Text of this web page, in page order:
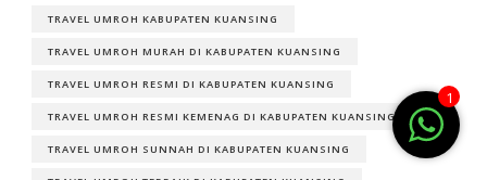
TRAVEL UMROH KABUPATEN KUANSING
TRAVEL UMROH MURAH DI KABUPATEN KUANSING
TRAVEL UMROH RESMI DI KABUPATEN KUANSING
TRAVEL UMROH RESMI KEMENAG DI KABUPATEN KUANSING
TRAVEL UMROH SUNNAH DI KABUPATEN KUANSING
1